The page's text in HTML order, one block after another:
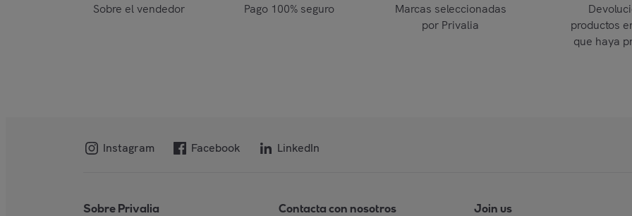
Sobre el vendedor Pago 100% seguro
Marcas seleccionadas
por Privalia
productos
que haya
Instagram Facebook LinkedIn
Sobre Privalia Contacta con nosotros Join us